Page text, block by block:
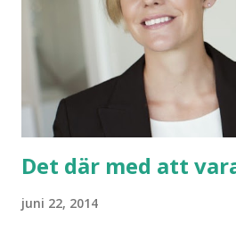
gånger. "mamma. Jag älskar
bara kammar hem pluspoäng efter
mamma. Tänk vad kul! Pappan i
Det där med att
juni 22, 2014